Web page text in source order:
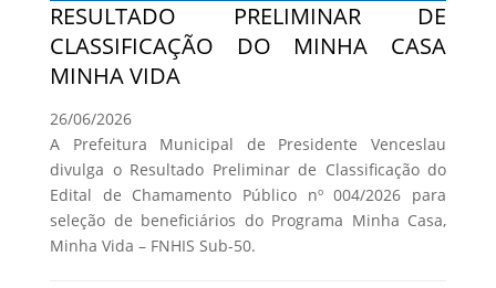
RESULTADO PRELIMINAR DE
CLASSIFICAÇÃO DO MINHA CASA
MINHA VIDA
26/06/2026
A Prefeitura Municipal de Presidente Venceslau
divulga o Resultado Preliminar de Classificação do
Edital de Chamamento Público nº 004/2026 para
seleção de beneficiários do Programa Minha Casa,
Minha Vida – FNHIS Sub-50.